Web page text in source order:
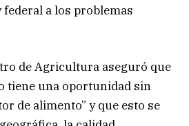
a los problemas
de Agricultura aseguró que
tiene una oportunidad sin
de alimento” y que esto se